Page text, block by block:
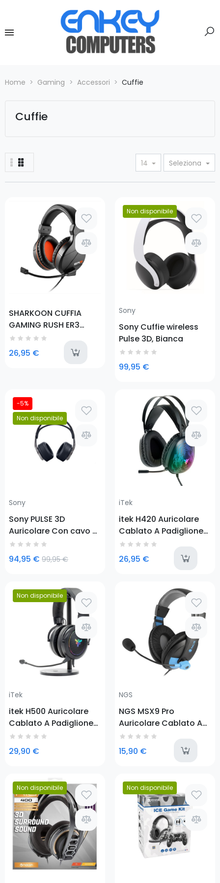
Home Gaming Accessori Cuffie
Cuffie
14 Seleziona
SHARKOON CUFFIA
GAMING RUSH ER3
BLACK, AUDIO STEREO,
2XJACK 3.5MM
26,95 € available
Non disponibile
Prezzo
Sony
Sony Cuffie wireless
Pulse 3D, Bianca
99,95 €
-5%
Non disponibile
Sony
Sony PULSE 3D
Auricolare Con cavo e
senza cavo A
Padiglione Giocare
USB tipo-C Mimetico,
94,95 € 99,95 €
iTek
itek H420 Auricolare
Cablato A Padiglione
Giocare Nero
26,95 €
Non disponibile
iTek
itek H500 Auricolare
Cablato A Padiglione
Giocare Nero
29,90 €
NGS
NGS MSX9 Pro
Auricolare Cablato A
Padiglione Musica e
Chiamate Nero, Blu
15,90 €
Non disponibile
Prezzo
Non disponibile
Prezzo